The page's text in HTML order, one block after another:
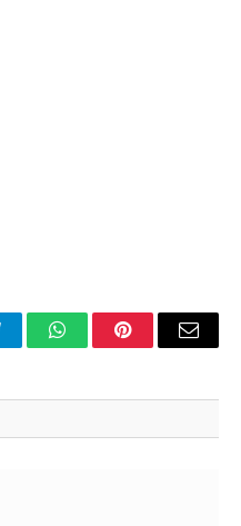
WhatsAppPinterestEmail